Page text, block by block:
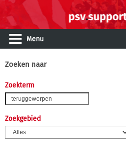
Menu
Zoeken naar
Zoekterm
Zoekgebied